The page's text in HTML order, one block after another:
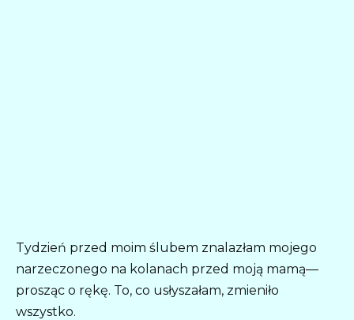
Tydzień przed moim ślubem znalazłam mojego
narzeczonego na kolanach przed moją mamą—
prosząc o rękę. To, co usłyszałam, zmieniło
wszystko.